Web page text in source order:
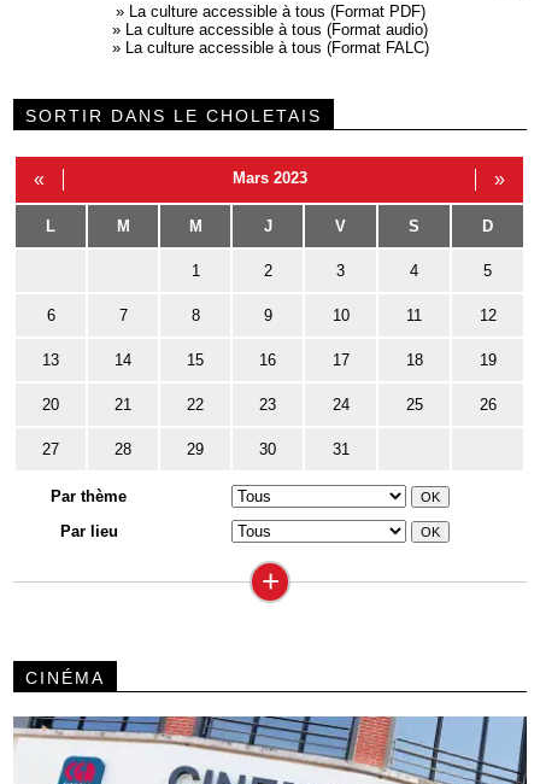
»
La culture accessible à tous (Format PDF)
»
La culture accessible à tous (Format audio)
»
La culture accessible à tous (Format FALC)
SORTIR DANS LE CHOLETAIS
« Mars 2023 »
L M M J V S D
1 2 3 4 5
6 7 8 9 10 11 12
13 14 15 16 17 18 19
20 21 22 23 24 25 26
27 28 29 30 31
Par thème
Par lieu
+
CINÉMA